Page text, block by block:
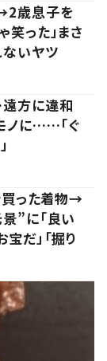
歳息子を
った」まさ
ないヤツ
方に違和
ノに……「ぐ
った着物→
”に「良い
だ」「掘り